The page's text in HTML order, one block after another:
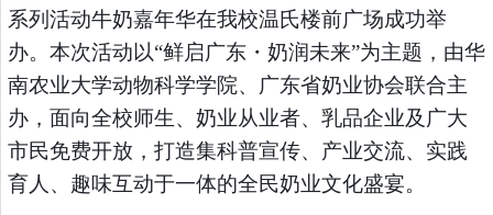
系列活动牛奶嘉年华在我校温氏楼前广场成功举
办。本次活动以“鲜启广东・奶润未来”为主题，由华
南农业大学动物科学学院、广东省奶业协会联合主
办，面向全校师生、奶业从业者、乳品企业及广大
市民免费开放，打造集科普宣传、产业交流、实践
育人、趣味互动于一体的全民奶业文化盛宴。